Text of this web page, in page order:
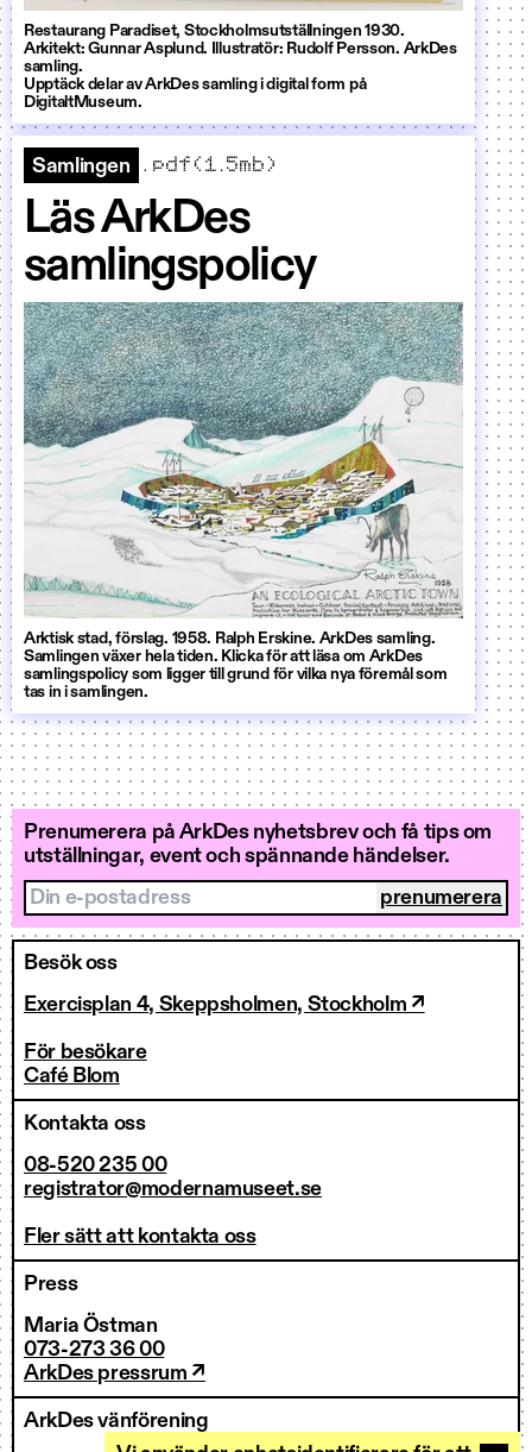
Restaurang Paradiset, Stockholmsutställningen 1930.
Arkitekt: Gunnar Asplund. Illustratör: Rudolf Persson. ArkDes
samling.
Upptäck delar av ArkDes samling i digital form på
DigitaltMuseum.
Samlingen .pdf(1.5mb)
Läs ArkDes
samlingspolicy
Arktisk stad, förslag. 1958. Ralph Erskine. ArkDes samling.
Samlingen växer hela tiden. Klicka för att läsa om ArkDes
samlingspolicy som ligger till grund för vilka nya föremål som
tas in i samlingen.
Prenumerera på ArkDes nyhetsbrev och få tips om
utställningar, event och spännande händelser.
Din e-postadress
Besök oss
Exercisplan 4, Skeppsholmen, Stockholm ↗
För besökare
Café Blom
Kontakta oss
08-520 235 00
registrator@modernamuseet.se
Fler sätt att kontakta oss
Press
Maria Östman
073-273 36 00
ArkDes pressrum ↗
ArkDes vänförening